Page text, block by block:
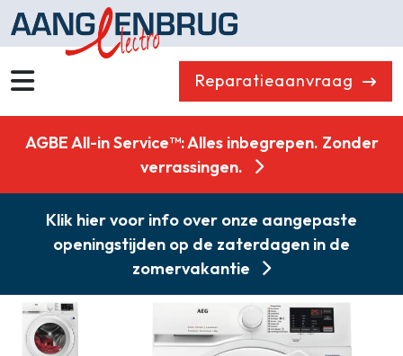
Reparatieaanvraag
Koelen & Vriezen
Koken
Koffiemachines
Professioneel
Stofzuigers
Quooker
Klein huishoudelijk
Combikorting
Gasloos koken
AGBE All-in Service™: Alles inbegrepen. Zonder
verrassingen.
Klik hier voor info over onze aangepaste
openingstijden op de zaterdagen in de
zomervakantie